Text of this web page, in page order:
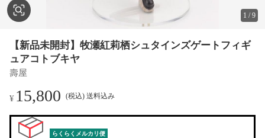
1 /9
【新品未開封】牧瀬紅莉栖シュタインズゲートフィギ
ュアコトブキヤ
壽屋
¥ 15,800 (税込) 送料込み
らくらくメルカリ便